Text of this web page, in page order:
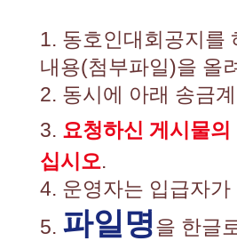
1. 동호인대회공지를
내용(첨부파일)을 올
2. 동시에 아래 송금
3. 요청하신 게시물
십시오.
4. 운영자는 입급자
5. 파일명을 한글